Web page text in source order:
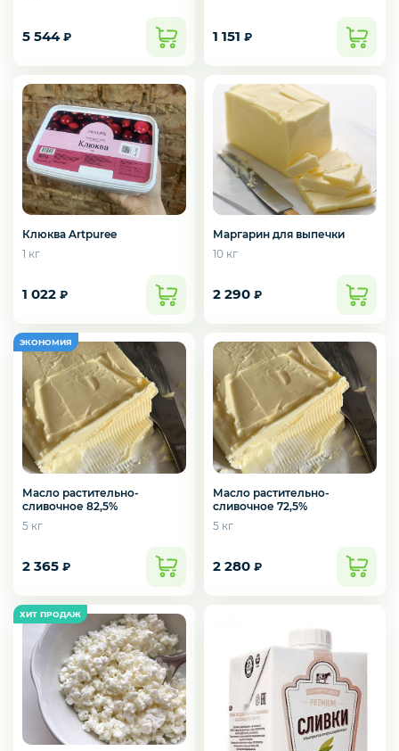
Фрукты
Соленья
Курица, филе грудки, окорока
Рыба, Морепродукты
Молоко, молочные продукты
Орехи и сухофрукты
5 544 ₽ 1 151 ₽
Клюква Artpuree
1 кг
1 022 ₽
Маргарин для выпечки
10 кг
2 290 ₽
Масло растительно-
сливочное 82,5%
5 кг
2 365 ₽
Масло растительно-
сливочное 72,5%
5 кг
2 280 ₽